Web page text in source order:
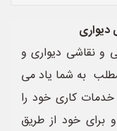
دیواری
و نقاشی دیواری و
به شما یاد می
کاری خود را
برای خود از طریق